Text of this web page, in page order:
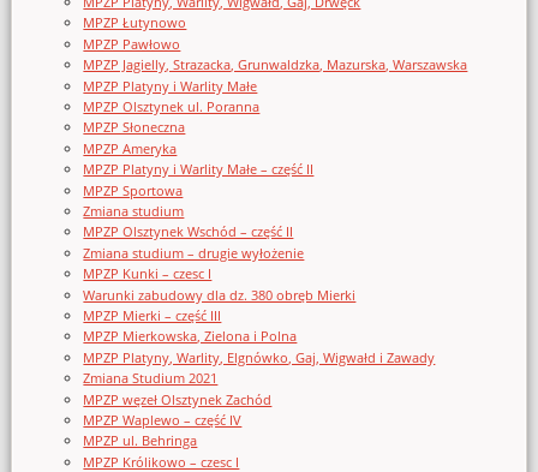
MPZP Łutynowo
MPZP Pawłowo
MPZP Jagielly, Strazacka, Grunwaldzka, Mazurska, Warszawska
MPZP Platyny i Warlity Małe
MPZP Olsztynek ul. Poranna
MPZP Słoneczna
MPZP Ameryka
MPZP Platyny i Warlity Małe – część II
MPZP Sportowa
Zmiana studium
MPZP Olsztynek Wschód – część II
Zmiana studium – drugie wyłożenie
MPZP Kunki – czesc I
Warunki zabudowy dla dz. 380 obręb Mierki
MPZP Mierki – część III
MPZP Mierkowska, Zielona i Polna
MPZP Platyny, Warlity, Elgnówko, Gaj, Wigwałd i Zawady
Zmiana Studium 2021
MPZP węzeł Olsztynek Zachód
MPZP Waplewo – część IV
MPZP ul. Behringa
MPZP Królikowo – czesc I